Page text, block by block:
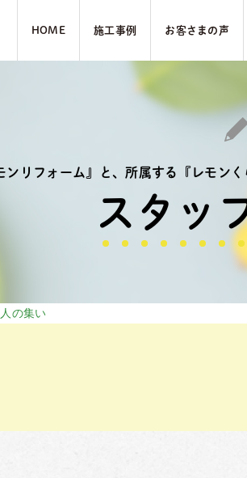
HOME 施⼯事例 お客さまの声
ンリフォーム』と、所属する『レモン
スタッ
の集い